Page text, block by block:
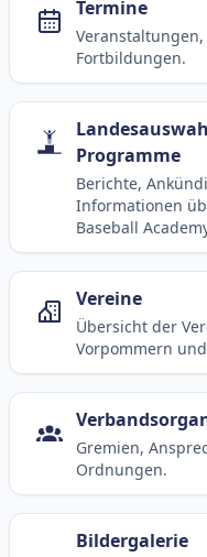
Termine
Fortbildungen.
Programme
Berichte,
Informationen
Baseball
Vereine
Übersicht der
Vorpommern
Gremien,
Ordnungen.
Bildergalerie